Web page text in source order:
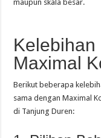
maupun skala besar.
Kelebihan
Maximal
Berikut beberapa
sama dengan Maximal
di Tanjung Duren: